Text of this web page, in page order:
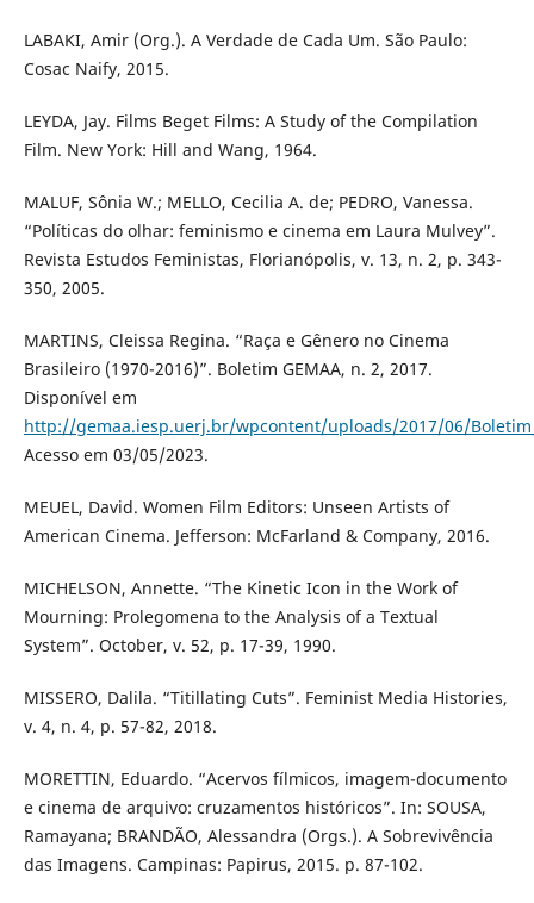
LABAKI, Amir (Org.). A Verdade de Cada Um. São Paulo:
Cosac Naify, 2015.
LEYDA, Jay. Films Beget Films: A Study of the Compilation
Film. New York: Hill and Wang, 1964.
MALUF, Sônia W.; MELLO, Cecilia A. de; PEDRO, Vanessa.
“Políticas do olhar: feminismo e cinema em Laura Mulvey”.
Revista Estudos Feministas, Florianópolis, v. 13, n. 2, p. 343-
350, 2005.
MARTINS, Cleissa Regina. “Raça e Gênero no Cinema
Brasileiro (1970-2016)”. Boletim GEMAA, n. 2, 2017.
Disponível em
http://gemaa.iesp.uerj.br/wpcontent/uploads/2017/06/
Acesso em 03/05/2023.
MEUEL, David. Women Film Editors: Unseen Artists of
American Cinema. Jefferson: McFarland & Company, 2016.
MICHELSON, Annette. “The Kinetic Icon in the Work of
Mourning: Prolegomena to the Analysis of a Textual
System”. October, v. 52, p. 17-39, 1990.
MISSERO, Dalila. “Titillating Cuts”. Feminist Media Histories,
v. 4, n. 4, p. 57-82, 2018.
MORETTIN, Eduardo. “Acervos fílmicos, imagem-documento
e cinema de arquivo: cruzamentos históricos”. In: SOUSA,
Ramayana; BRANDÃO, Alessandra (Orgs.). A Sobrevivência
das Imagens. Campinas: Papirus, 2015. p. 87-102.